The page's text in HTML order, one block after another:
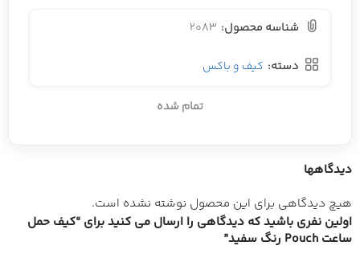
شناسه محصول: 2083
دسته: کیف و باکس
تمام شده
دیدگاهها
هیچ دیدگاهی برای این محصول نوشته نشده است.
اولین نفری باشید که دیدگاهی را ارسال می کنید برای “کیف حمل
ساعت Pouch رنگ سفید”